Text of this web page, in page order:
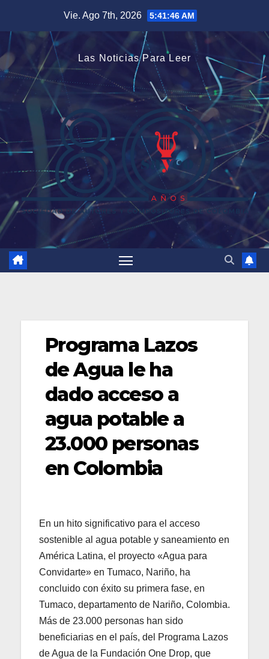
contenido
Vie. Ago 7th, 2026 5:41:46 AM
Las Noticias Para Leer
Programa Lazos
de Agua le ha
dado acceso a
agua potable a
23.000 personas
en Colombia
En un hito significativo para el acceso
sostenible al agua potable y saneamiento en
América Latina, el proyecto «Agua para
Convidarte» en Tumaco, Nariño, ha
concluido con éxito su primera fase, en
Tumaco, departamento de Nariño, Colombia.
Más de 23.000 personas han sido
beneficiarias en el país, del Programa Lazos
de Agua de la Fundación One Drop, que